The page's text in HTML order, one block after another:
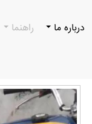
درباره ما راهنما